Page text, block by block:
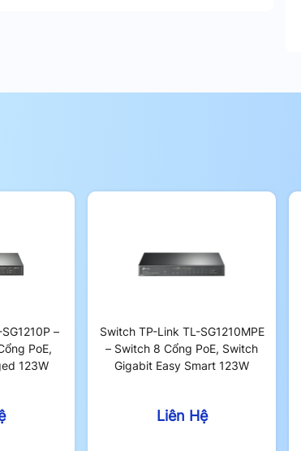
Gateway Pro Installation Guide
–
PoE,
123W
Switch TP-Link TL-SG1210MPE
– Switch 8 Cổng PoE, Switch
Gigabit Easy Smart 123W
Liên Hệ